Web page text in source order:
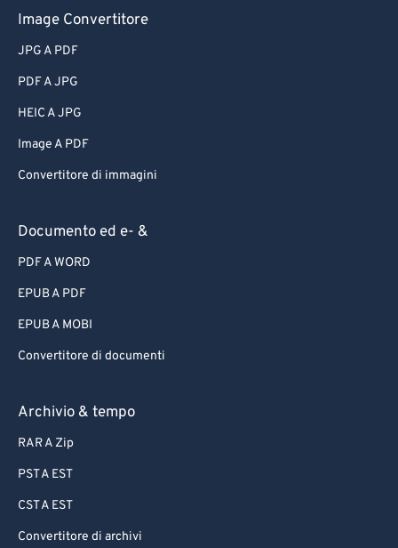
Image Convertitore
JPG A PDF
PDF A JPG
HEIC A JPG
Image A PDF
Convertitore di immagini
Documento ed e- &
PDF A WORD
EPUB A PDF
EPUB A MOBI
Convertitore di documenti
Archivio & tempo
RAR A Zip
PST A EST
CST A EST
Convertitore di archivi